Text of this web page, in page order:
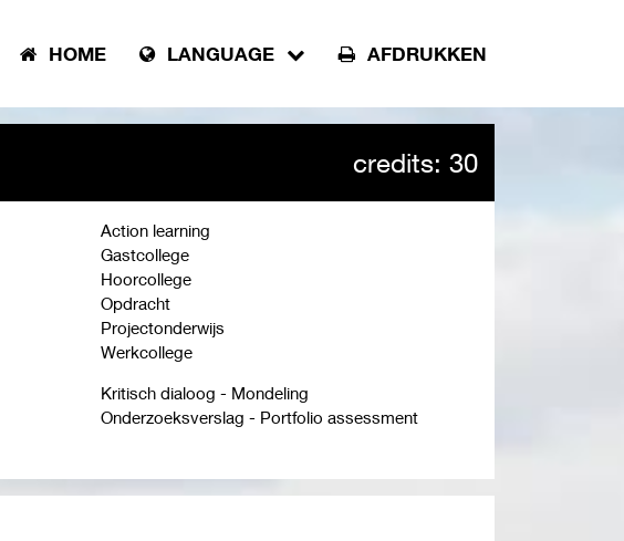
HOME LANGUAGE AFDRUKKEN
credits: 30
Action learning
Gastcollege
Hoorcollege
Opdracht
Projectonderwijs
Werkcollege
Kritisch dialoog - Mondeling
Onderzoeksverslag - Portfolio assessment